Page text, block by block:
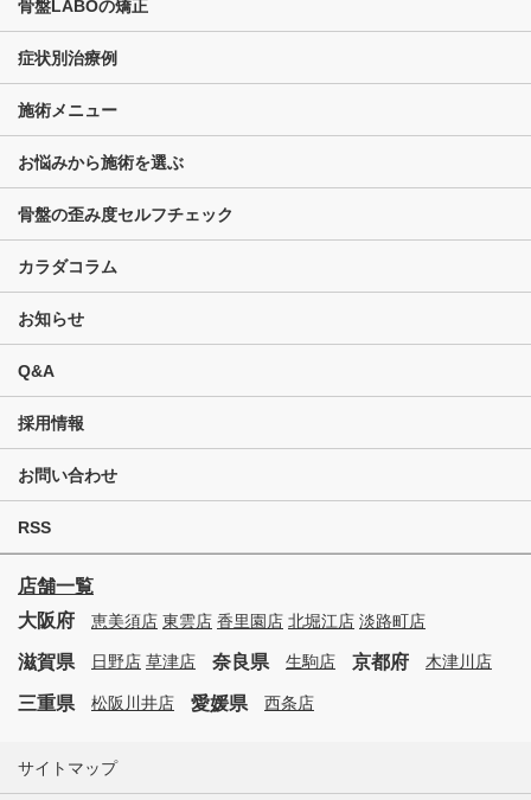
骨盤LABOの矯正
症状別治療例
施術メニュー
お悩みから施術を選ぶ
骨盤の歪み度セルフチェック
カラダコラム
お知らせ
Q&A
採用情報
お問い合わせ
RSS
店舗一覧
大阪府
恵美須店 東雲店 香里園店 北堀江店 淡路町店
滋賀県 日野店 草津店 奈良県 生駒店 京都府 木津川店
三重県 松阪川井店 愛媛県 西条店
サイトマップ